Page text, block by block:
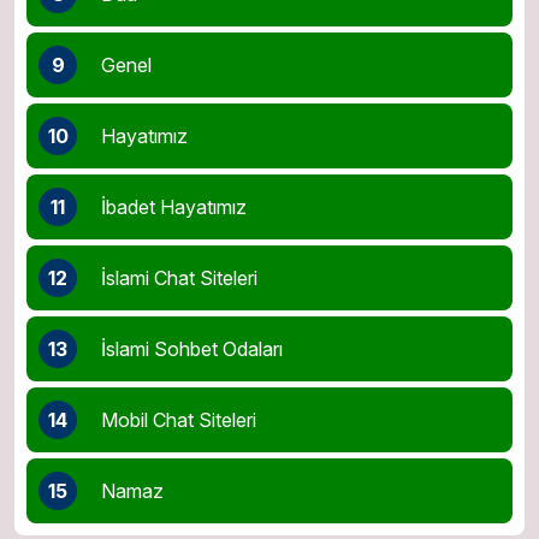
9 Genel
10 Hayatımız
11 İbadet Hayatımız
12 İslami Chat Siteleri
13 İslami Sohbet Odaları
14 Mobil Chat Siteleri
15 Namaz